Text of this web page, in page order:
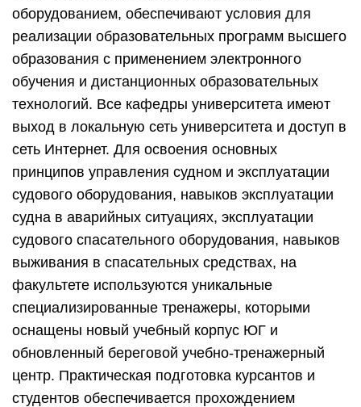
оборудованием, обеспечивают условия для
реализации образовательных программ высшего
образования с применением электронного
обучения и дистанционных образовательных
технологий. Все кафедры университета имеют
выход в локальную сеть университета и доступ в
сеть Интернет. Для освоения основных
принципов управления судном и эксплуатации
судового оборудования, навыков эксплуатации
судна в аварийных ситуациях, эксплуатации
судового спасательного оборудования, навыков
выживания в спасательных средствах, на
факультете используются уникальные
специализированные тренажеры, которыми
оснащены новый учебный корпус ЮГ и
обновленный береговой учебно-тренажерный
центр. Практическая подготовка курсантов и
студентов обеспечивается прохождением